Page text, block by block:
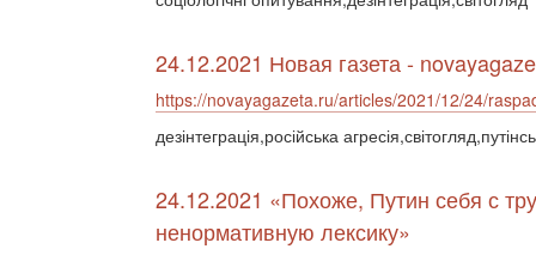
24.12.2021 Новая газета -
https://novayagazeta.ru/articles/2021/12/24/
дезінтеграція,російська
24.12.2021 «Похоже, Путин себя с
ненормативную лексику»